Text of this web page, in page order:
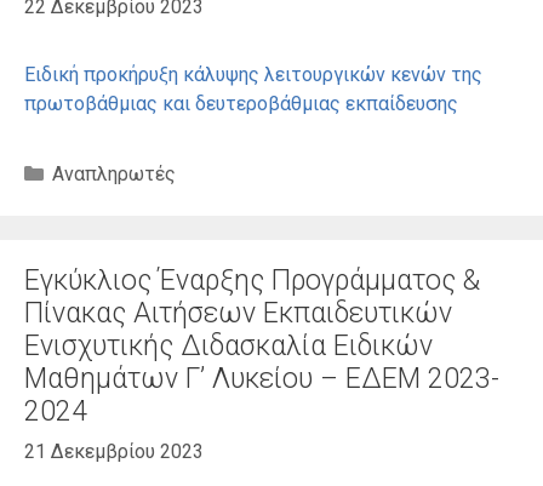
22 Δεκεμβρίου 2023
Ειδική προκήρυξη κάλυψης λειτουργικών κενών της
πρωτοβάθμιας και δευτεροβάθμιας εκπαίδευσης
Κατηγορίες
Αναπληρωτές
Εγκύκλιος Έναρξης Προγράμματος &
Πίνακας Αιτήσεων Εκπαιδευτικών
Ενισχυτικής Διδασκαλία Ειδικών
Μαθημάτων Γ’ Λυκείου – ΕΔΕΜ 2023-
2024
21 Δεκεμβρίου 2023